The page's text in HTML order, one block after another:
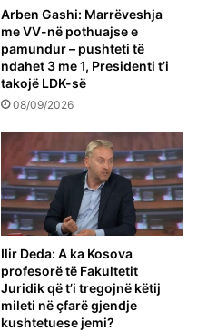
Arben Gashi: Marrëveshja
me VV-në pothuajse e
pamundur – pushteti të
ndahet 3 me 1, Presidenti t’i
takojë LDK-së
08/09/2026
Ilir Deda: A ka Kosova
profesorë të Fakultetit
Juridik që t’i tregojnë këtij
mileti në çfarë gjendje
kushtetuese jemi?